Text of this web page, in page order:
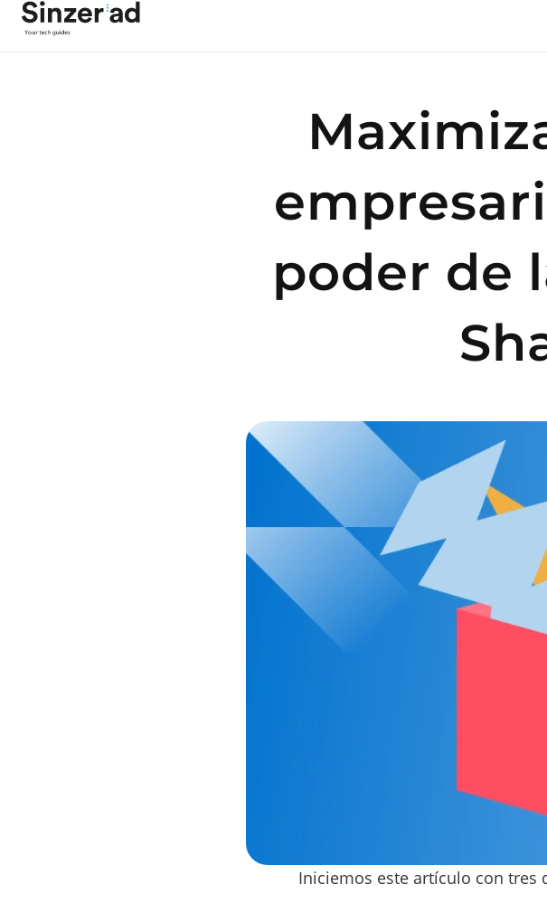
poder de
Iniciemos este artículo con tres